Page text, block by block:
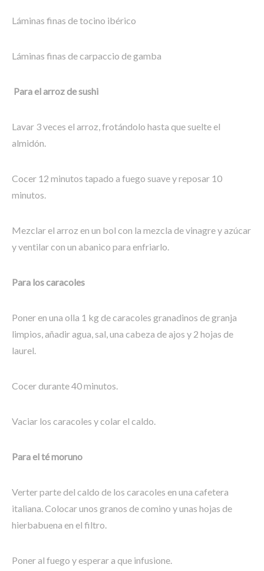
Láminas finas de tocino ibérico
Láminas finas de carpaccio de gamba
Para el arroz de sushi
Lavar 3 veces el arroz, frotándolo hasta que suelte el
almidón.
Cocer 12 minutos tapado a fuego suave y reposar 10
minutos.
Mezclar el arroz en un bol con la mezcla de vinagre y azúcar
y ventilar con un abanico para enfriarlo.
Para los caracoles
Poner en una olla 1 kg de caracoles granadinos de granja
limpios, añadir agua, sal, una cabeza de ajos y 2 hojas de
laurel.
Cocer durante 40 minutos.
Vaciar los caracoles y colar el caldo.
Para el té moruno
Verter parte del caldo de los caracoles en una cafetera
italiana. Colocar unos granos de comino y unas hojas de
hierbabuena en el filtro.
Poner al fuego y esperar a que infusione.